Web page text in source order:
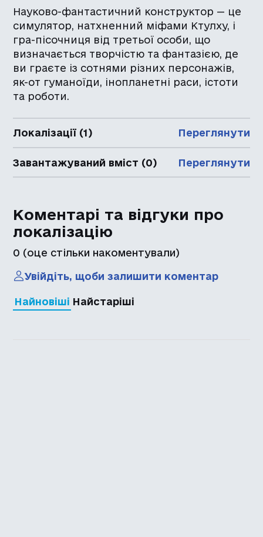
Науково-фантастичний конструктор — це
симулятор, натхненний міфами Ктулху, і
гра-пісочниця від третьої особи, що
визначається творчістю та фантазією, де
ви граєте із сотнями різних персонажів,
як-от гуманоїди, інопланетні раси, істоти
та роботи.
Локалізації (1) Переглянути
Завантажуваний вміст (0) Переглянути
Коментарі та відгуки про
локалізацію
0 (оце стільки накоментували)
Увійдіть, щоби залишити коментар
Найновіші Найстаріші